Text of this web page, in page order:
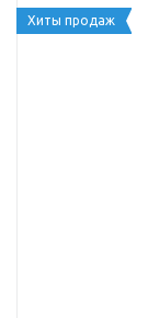
Хиты продаж